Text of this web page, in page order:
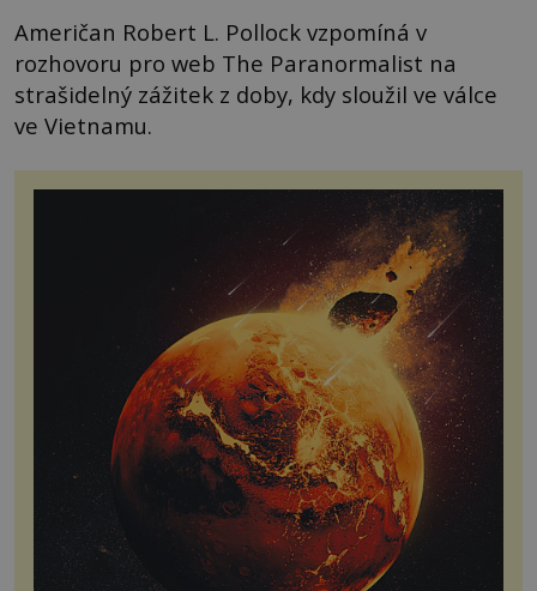
Američan Robert L. Pollock vzpomíná v
rozhovoru pro web The Paranormalist na
strašidelný zážitek z doby, kdy sloužil ve válce
ve Vietnamu.